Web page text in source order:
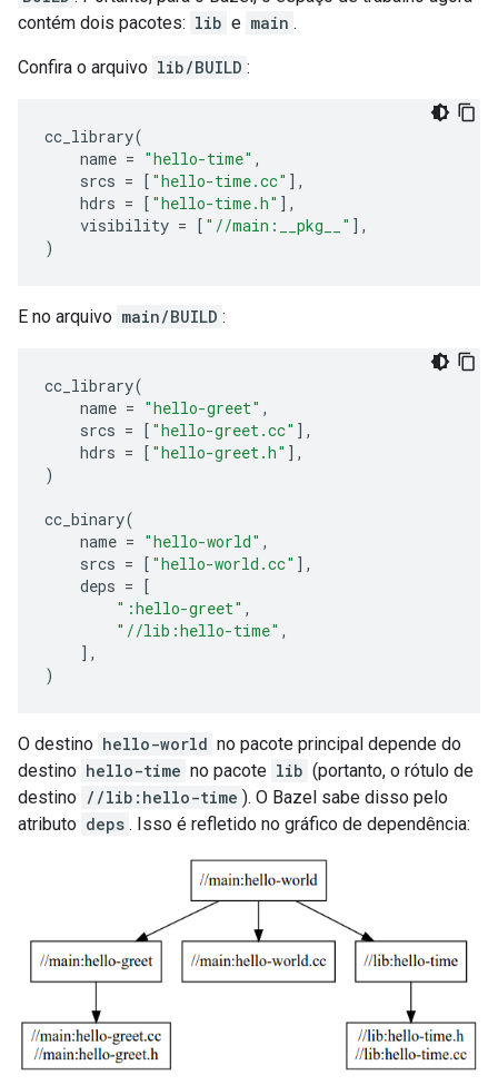
contém dois pacotes: lib e main .
Confira o arquivo lib/BUILD :
cc_library(
name = "hello-time" ,
srcs = [ "hello-time.cc" ],
hdrs = [ "hello-time.h" ],
visibility = [ "//main:__pkg__" ],
)
E no arquivo main/BUILD :
cc_library(
name = "hello-greet" ,
srcs = [ "hello-greet.cc" ],
hdrs = [ "hello-greet.h" ],
)
cc_binary(
name = "hello-world" ,
srcs = [ "hello-world.cc" ],
deps = [
":hello-greet" ,
"//lib:hello-time" ,
],
)
O destino hello-world no pacote principal depende do
destino hello-time no pacote lib (portanto, o rótulo de
destino //lib:hello-time ). O Bazel sabe disso pelo
atributo deps . Isso é refletido no gráfico de dependência: